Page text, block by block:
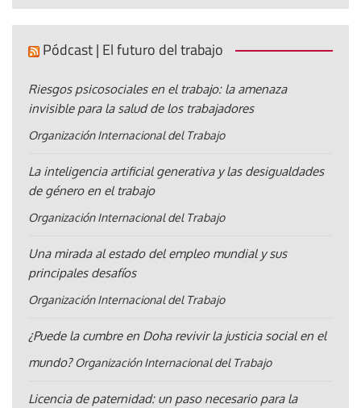
Pódcast | El futuro del trabajo
Riesgos psicosociales en el trabajo: la amenaza
invisible para la salud de los trabajadores
Organización Internacional del Trabajo
La inteligencia artificial generativa y las desigualdades
de género en el trabajo
Organización Internacional del Trabajo
Una mirada al estado del empleo mundial y sus
principales desafíos
Organización Internacional del Trabajo
¿Puede la cumbre en Doha revivir la justicia social en el
mundo? Organización Internacional del Trabajo
Licencia de paternidad: un paso necesario para la